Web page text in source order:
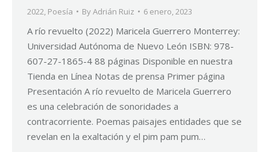
2022, Poesía ByAdrián Ruiz 6 enero, 2023
A río revuelto (2022) Maricela Guerrero Monterrey:
Universidad Autónoma de Nuevo León ISBN: 978-
607-27-1865-4 88 páginas Disponible en nuestra
Tienda en Línea Notas de prensa Primer página
Presentación A río revuelto de Maricela Guerrero
es una celebración de sonoridades a
contracorriente. Poemas paisajes entidades que se
revelan en la exaltación y el pim pam pum…